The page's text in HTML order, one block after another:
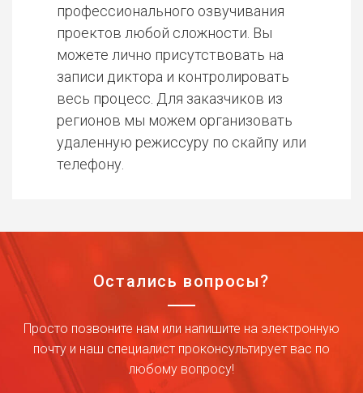
профессионального озвучивания
проектов любой сложности. Вы
можете лично присутствовать на
записи диктора и контролировать
весь процесс. Для заказчиков из
регионов мы можем организовать
удаленную режиссуру по скайпу или
телефону.
Остались вопросы?
Просто позвоните нам или напишите на электронную
почту и наш специалист проконсультирует вас по
любому вопросу!